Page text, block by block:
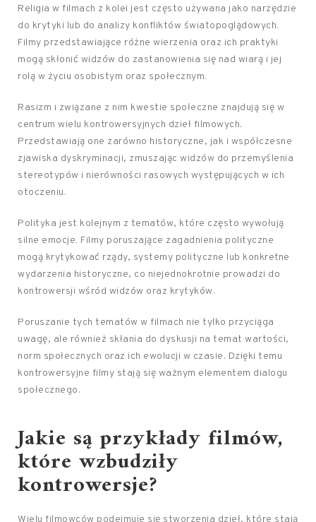
Religia w filmach z kolei jest często używana jako narzędzie
do krytyki lub do analizy konfliktów światopoglądowych.
Filmy przedstawiające różne wierzenia oraz ich praktyki
mogą skłonić widzów do zastanowienia się nad wiarą i jej
rolą w życiu osobistym oraz społecznym.
Rasizm i związane z nim kwestie społeczne znajdują się w
centrum wielu kontrowersyjnych dzieł filmowych.
Przedstawiają one zarówno historyczne, jak i współczesne
zjawiska dyskryminacji, zmuszając widzów do przemyślenia
stereotypów i nierówności rasowych występujących w ich
otoczeniu.
Polityka jest kolejnym z tematów, które często wywołują
silne emocje. Filmy poruszające zagadnienia polityczne
mogą krytykować rządy, systemy polityczne lub konkretne
wydarzenia historyczne, co niejednokrotnie prowadzi do
kontrowersji wśród widzów oraz krytyków.
Poruszanie tych tematów w filmach nie tylko przyciąga
uwagę, ale również skłania do dyskusji na temat wartości,
norm społecznych oraz ich ewolucji w czasie. Dzięki temu
kontrowersyjne filmy stają się ważnym elementem dialogu
społecznego.
Jakie są przykłady filmów,
które wzbudziły
kontrowersje?
Wielu filmowców podejmuje się stworzenia dzieł, które stają